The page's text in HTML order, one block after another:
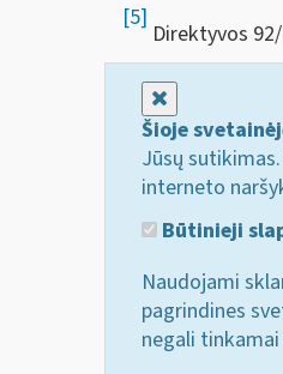
[5]
Direktyvos
Šioje
Jūsų
interneto
Būtinieji
Naudojami
pagrindines
negali